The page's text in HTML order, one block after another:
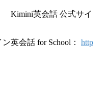
Kimini英会話 公式サイ
英会話 for School： http